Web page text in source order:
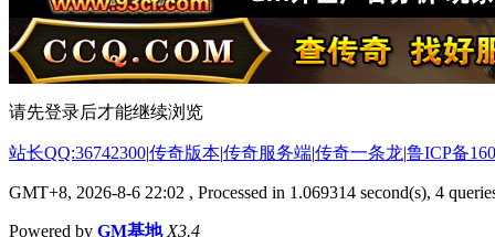
请先登录后才能继续浏览
站长QQ:36742300|传奇版本|传奇服务端|传奇一条龙|鲁ICP备
GMT+8, 2026-8-6 22:02 , Processed in 1.069314 second(s), 4
Powered by GM基地 X3.4